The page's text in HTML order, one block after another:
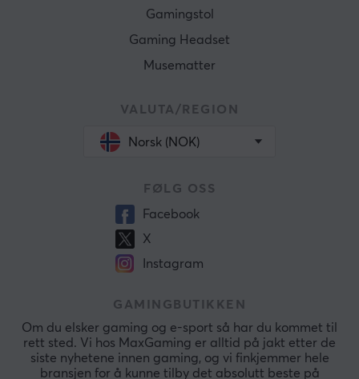
Gamingstol
Gaming Headset
Musematter
VALUTA/REGION
Norsk (NOK)
FØLG OSS
Facebook
X
Instagram
GAMINGBUTIKKEN
Om du elsker gaming og e-sport så har du kommet til
rett sted. Vi hos MaxGaming er alltid på jakt etter de
siste nyhetene innen gaming, og vi finkjemmer hele
bransjen for å kunne tilby det absolutt beste på